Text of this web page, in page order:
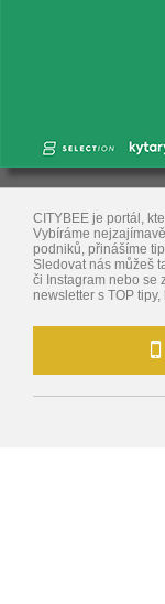
CITYBEE je portál,
Vybíráme
podniků, přinášíme
Sledovat nás můžeš
či Instagram nebo se
newsletter s TOP